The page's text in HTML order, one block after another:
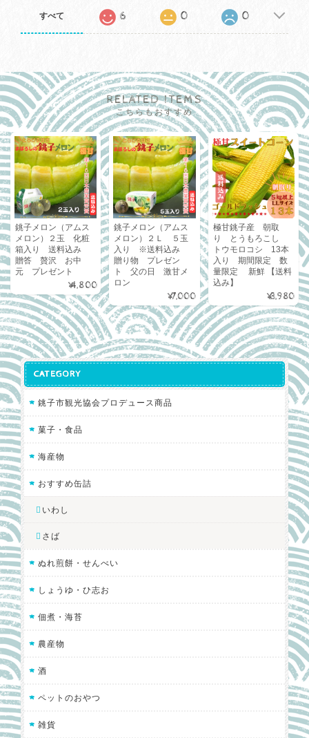
すべて 6 0 0
RELATED ITEMS
こちらもおすすめ
銚子メロン（アムス
メロン）２玉 化粧
箱入り 送料込み
贈答 贅沢 お中
元 プレゼント
¥4,800
銚子メロン（アムス
メロン）２Ｌ ５玉
入り ※送料込み
贈り物 プレゼン
ト 父の日 激甘メ
ロン
¥7,000
極甘銚子産 朝取
り とうもろこし
トウモロコシ 13本
入り 期間限定 数
量限定 新鮮 【送料
込み】
¥3,980
CATEGORY
銚子市観光協会プロデュース商品
菓子・食品
海産物
おすすめ缶詰
いわし
さば
ぬれ煎餅・せんべい
しょうゆ・ひ志お
佃煮・海苔
農産物
酒
ペットのおやつ
雑貨